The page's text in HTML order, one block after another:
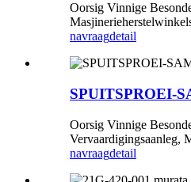
Oorsig Vinnige
navraagdetail
SPUITSPROEI-
Oorsig Vinnige
Vervaardigingsaanleg,
navraagdetail